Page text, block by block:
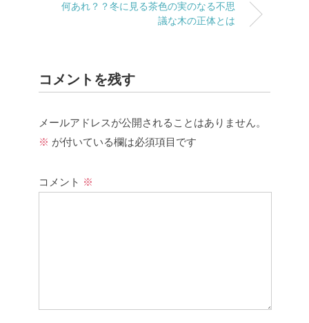
何あれ？？冬に見る茶色の実のなる不思
議な木の正体とは
コメントを残す
メールアドレスが公開されることはありません。
※ が付いている欄は必須項目です
コメント ※